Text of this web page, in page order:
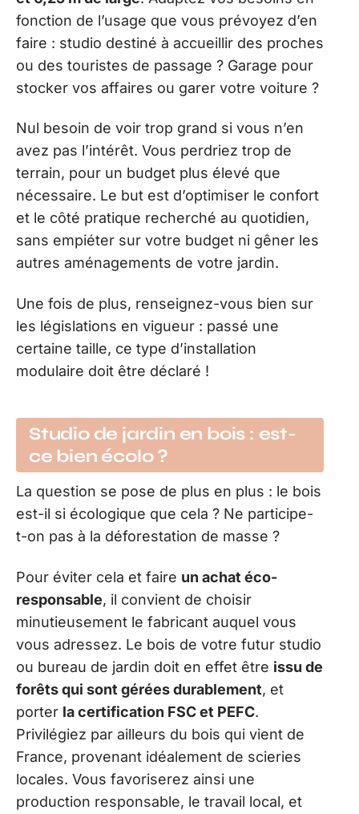
fonction de l’usage que vous prévoyez d’en
faire : studio destiné à accueillir des proches
ou des touristes de passage ? Garage pour
stocker vos affaires ou garer votre voiture ?
Nul besoin de voir trop grand si vous n’en
avez pas l’intérêt. Vous perdriez trop de
terrain, pour un budget plus élevé que
nécessaire. Le but est d’optimiser le confort
et le côté pratique recherché au quotidien,
sans empiéter sur votre budget ni gêner les
autres aménagements de votre jardin.
Une fois de plus, renseignez-vous bien sur
les législations en vigueur : passé une
certaine taille, ce type d’installation
modulaire doit être déclaré !
Studio de jardin en bois : est-
ce bien écolo ?
La question se pose de plus en plus : le bois
est-il si écologique que cela ? Ne participe-
t-on pas à la déforestation de masse ?
Pour éviter cela et faire un achat éco-
responsable, il convient de choisir
minutieusement le fabricant auquel vous
vous adressez. Le bois de votre futur studio
ou bureau de jardin doit en effet être issu de
forêts qui sont gérées durablement, et
porter la certification FSC et PEFC.
Privilégiez par ailleurs du bois qui vient de
France, provenant idéalement de scieries
locales. Vous favoriserez ainsi une
production responsable, le travail local, et